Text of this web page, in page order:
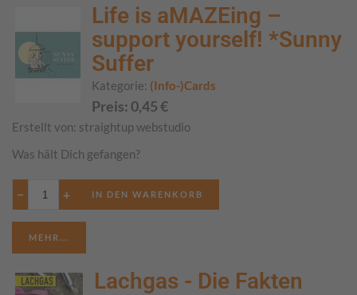
Life is aMAZEing –
support yourself! *Sunny
Suffer
Kategorie: (Info-)Cards
Preis: 0,45€
Erstellt von: straightup webstudio
Was hält Dich gefangen?
− +
MEHR...
Lachgas - Die Fakten